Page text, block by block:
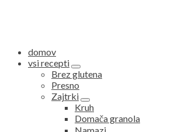
domov
vsi recepti
expand
child
menu
Brez glutena
Presno
Zajtrki
expand
child
menu
Kruh
Domača granola